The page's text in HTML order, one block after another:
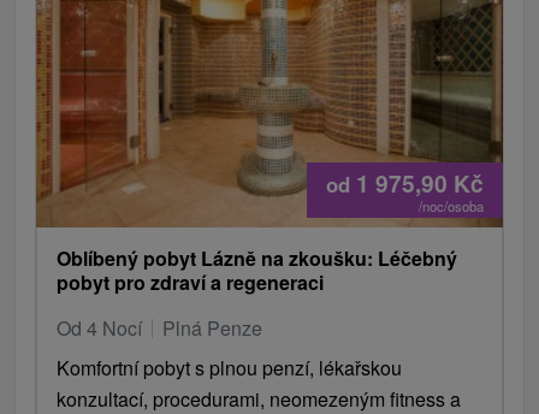
od 1 975,90 Kč
/noc/osoba
Oblíbený pobyt Lázně na zkoušku: Léčebný
pobyt pro zdraví a regeneraci
Od 4 Nocí
Plná Penze
Komfortní pobyt s plnou penzí, lékařskou
konzultací, procedurami, neomezeným fitness a